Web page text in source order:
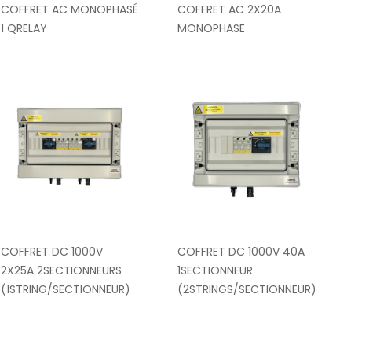
COFFRET AC MONOPHASÉ
1 QRELAY
COFFRET AC 2X20A
MONOPHASE
COFFRET DC 1000V
2X25A 2SECTIONNEURS
(1STRING/SECTIONNEUR)
COFFRET DC 1000V 40A
1SECTIONNEUR
(2STRINGS/SECTIONNEUR)